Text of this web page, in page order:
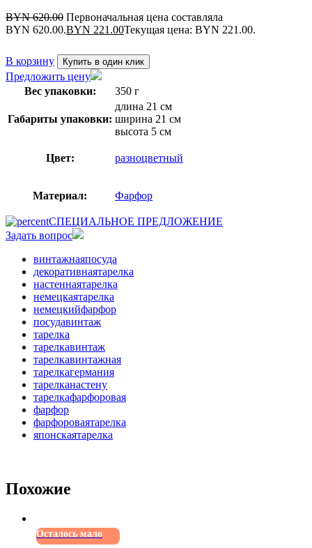
BYN620.00 Первоначальная цена составляла
BYN 620.00.BYN 221.00Текущая цена: BYN 221.00.
В корзину Купить в один клик
Предложить цену
Вес упаковки:
350 г
Габариты упаковки:
длина 21 см
ширина 21 см
высота 5 см
Цвет: разноцветный
Материал: Фарфор
СПЕЦИАЛЬНОЕ ПРЕДЛОЖЕНИЕ
Задать вопрос
винтажнаяпосуда
декоративнаятарелка
настеннаятарелка
немецкаятарелка
немецкийфарфор
посудавинтаж
тарелка
тарелкавинтаж
тарелкавинтажная
тарелкагермания
тарелканастену
тарелкафарфоровая
фарфор
фарфороваятарелка
японскаятарелка
Похожие
Осталось мало